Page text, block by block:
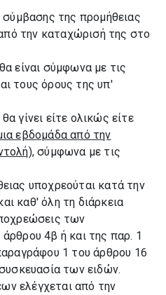
σύμβασης της προμήθειας
την καταχώρισή της στο
είναι σύμφωνα με τις
τους όρους της υπ'
γίνει είτε ολικώς είτε
εβδομάδα από την
), σύμφωνα με τις
υποχρεούται κατά την
καθ' όλη τη διάρκεια
των
4β ή και της παρ. 1
1 του άρθρου 16
των ειδών.
ελέγχεται από την